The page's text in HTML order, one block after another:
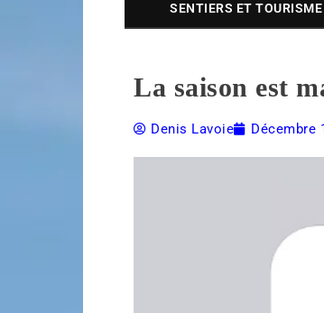
SENTIERS ET TOURISME
La saison est
Denis Lavoie Décembre